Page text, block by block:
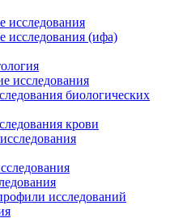
исследования
исследования (ифа)
исследования
биологических
крови
исследований